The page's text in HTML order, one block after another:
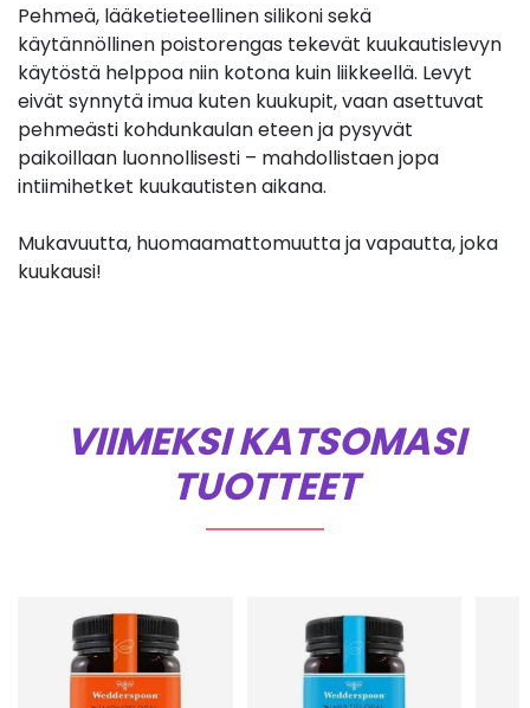
Pehmeä, lääketieteellinen silikoni sekä
käytännöllinen poistorengas tekevät kuukautislevyn
käytöstä helppoa niin kotona kuin liikkeellä. Levyt
eivät synnytä imua kuten kuukupit, vaan asettuvat
pehmeästi kohdunkaulan eteen ja pysyvät
paikoillaan luonnollisesti – mahdollistaen jopa
intiimihetket kuukautisten aikana.
Mukavuutta, huomaamattomuutta ja vapautta, joka
kuukausi!
VIIMEKSI KATSOMASI
TUOTTEET